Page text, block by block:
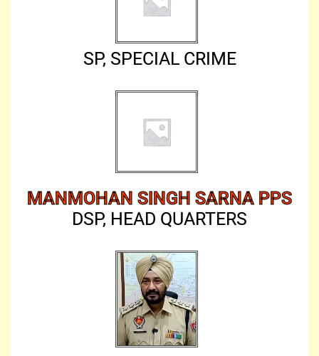
SP, SPECIAL CRIME
MANMOHAN SINGH SARNA PPS
DSP, HEAD QUARTERS